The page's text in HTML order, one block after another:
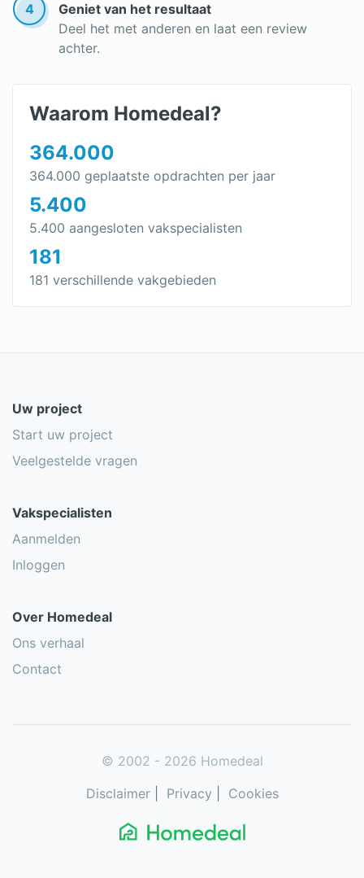
4
Geniet van het resultaat
Deel het met anderen en laat een review
achter.
Waarom Homedeal?
364.000
364.000 geplaatste opdrachten per jaar
5.400
5.400 aangesloten vakspecialisten
181
181 verschillende vakgebieden
Uw project
Start uw project
Veelgestelde vragen
Vakspecialisten
Aanmelden
Inloggen
Over Homedeal
Ons verhaal
Contact
© 2002 - 2026 Homedeal
Disclaimer| Privacy Cookies